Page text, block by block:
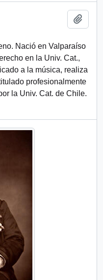
Nació en Valparaíso
en la Univ. Cat.,
a la música, realiza
profesionalmente
la Univ. Cat. de Chile.